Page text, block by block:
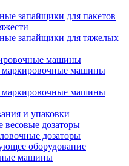
запайщики для пакетов
запайщики для тяжелых
машины
маркировочные машины
маркировочные машины
и упаковки
дозаторы
дозаторы
оборудование
машины